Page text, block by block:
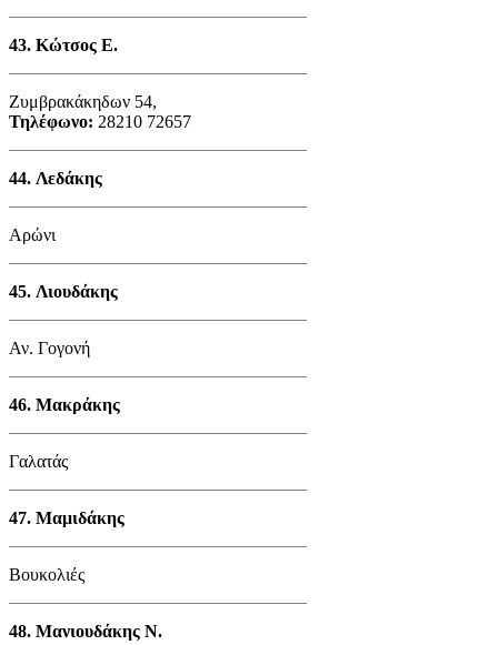
43. Κώτσος Ε.
Ζυμβρακάκηδων 54,
Τηλέφωνο: 28210 72657
44. Λεδάκης
Αρώνι
45. Λιουδάκης
Αν. Γογονή
46. Μακράκης
Γαλατάς
47. Μαμιδάκης
Βουκολιές
48. Μανιουδάκης Ν.